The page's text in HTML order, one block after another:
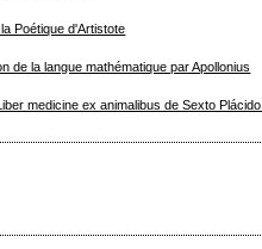
Poétique d'Artistote
de la langue mathématique par Apollonius
medicine ex animalibus de Sexto Plácido.